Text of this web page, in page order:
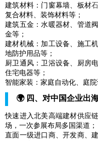
建筑材料：门窗幕墙、板材
复合材料、装饰材料等；
建筑五金：水暖器材、管道
金等；
建材机械：加工设备、施工
地防护用品等；
厨卫通风：卫浴设备、厨房
住宅电器等；
智能家装：家庭自动化、庭
🌍 四、对中国企业出
快速进入北美高端建材供应
场，一次参展布局多国渠道；
直面一级进口商、开发商、